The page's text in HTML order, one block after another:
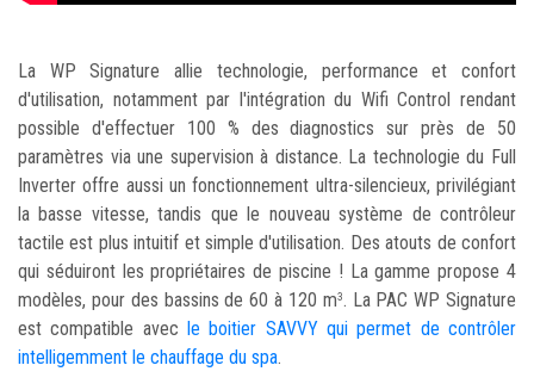
La WP Signature allie technologie, performance et confort
d'utilisation, notamment par l'intégration du Wifi Control rendant
possible d'effectuer 100 % des diagnostics sur près de 50
paramètres via une supervision à distance. La technologie du Full
Inverter offre aussi un fonctionnement ultra-silencieux, privilégiant
la basse vitesse, tandis que le nouveau système de contrôleur
tactile est plus intuitif et simple d'utilisation. Des atouts de confort
qui séduiront les propriétaires de piscine ! La gamme propose 4
modèles, pour des bassins de 60 à 120 m3
. La PAC WP Signature
est compatible avec le boitier SAVVY qui permet de contrôler
intelligemment le chauffage du spa